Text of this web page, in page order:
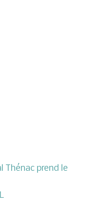
Thénac prend le